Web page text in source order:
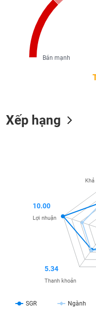
Bán mạnh
Xếp hạng
SGR Ngành
5.34
Thanh khoản
10.00
Lợi nhuận
THIẾT
KHỎE
CÔNG
DỊCH